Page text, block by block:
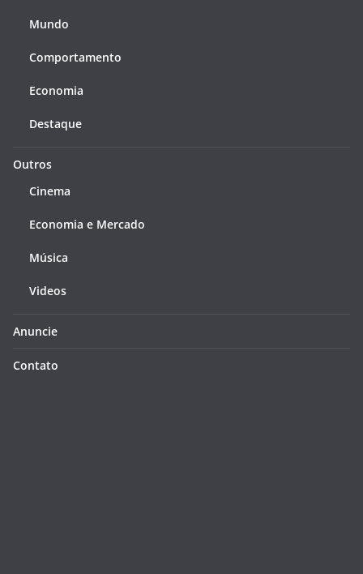
Mundo
Comportamento
Economia
Destaque
Outros
Cinema
Economia e Mercado
Música
Videos
Anuncie
Contato